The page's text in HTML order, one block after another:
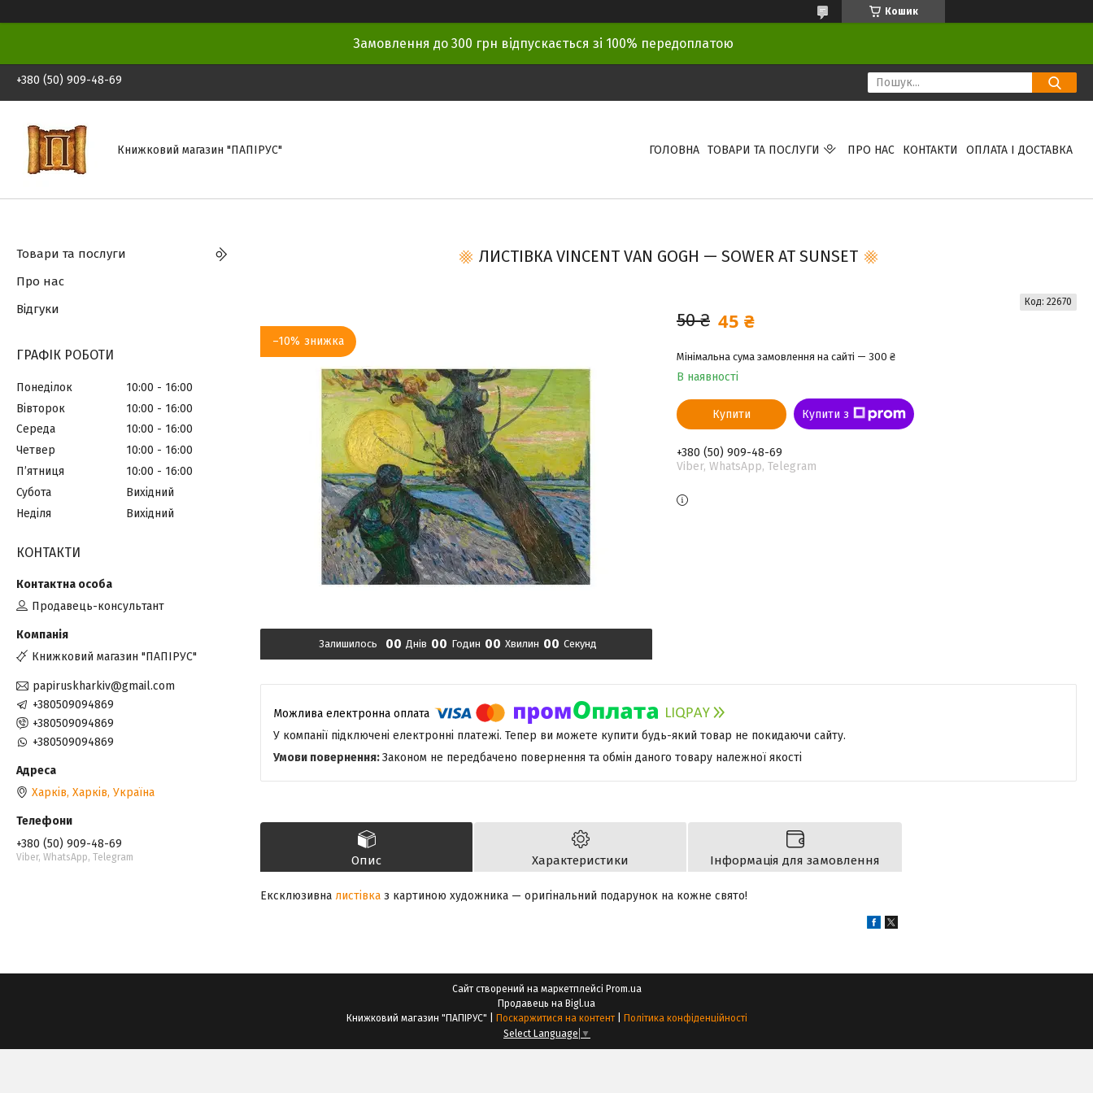
Кошик
Замовлення до 300 грн відпускається зі 100% передоплатою
+380 (50) 909-48-69
Книжковий магазин "ПАПІРУС" ГОЛОВНА ТОВАРИ ТА ПОСЛУГИ ПРО НАС КОНТАКТИ ОПЛАТА І ДОСТАВКА
ЛИСТІВКА VINCENT VAN GOGH — SOWER AT SUNSET
–10%
Залишилось 00 Днів 00 Годин 00 Хвилин 00 Секунд
50 ₴ 45 ₴
Мінімальна сума замовлення на сайті — 300 ₴
В наявності
Код: 22670
Купити Купити з
+380 (50) 909-48-69
Viber, WhatsApp, Telegram
У компанії підключені електронні платежі. Тепер ви можете купити будь-який товар не покидаючи сайту.
Законом не передбачено повернення та обмін даного товару належної якості
Опис Характеристики Інформація для замовлення
Ексклюзивна листівка з картиною художника — оригінальний подарунок на кожне свято!
Товари та послуги
Про нас
Відгуки
ГРАФІК РОБОТИ
Понеділок 10:00
16:00
Вівторок
10:00
16:00
Середа
10:00
16:00
Четвер
10:00
16:00
Пʼятниця
10:00
16:00
Субота
Вихідний
Неділя
Вихідний
КОНТАКТИ
Продавець-консультант
Книжковий магазин "ПАПІРУС"
papiruskharkiv@gmail.com
+380509094869
+380509094869
+380509094869
Харків, Харків, Україна
+380 (50) 909-48-69
Viber, WhatsApp, Telegram
Сайт створений на маркетплейсі Prom.ua
Продавець на Bigl.ua
Поскаржитися на контент
Політика конфіденційності
Select Language ▼